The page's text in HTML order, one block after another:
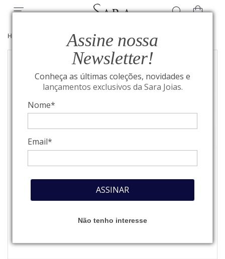
Assine nossa
Newsletter!
Conheça as últimas coleções, novidades e
lançamentos exclusivos da Sara Joias.
Nome*
Email*
ASSINAR
Não tenho interesse
HOME ANÉIS